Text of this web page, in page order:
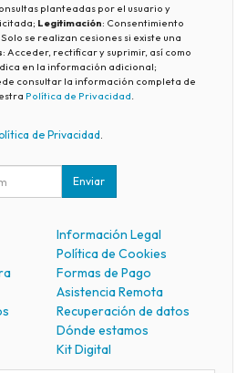
planteadas por el usuario y
Legitimación: Consentimiento
Solo se realizan cesiones si existe una
: Acceder, rectificar y suprimir, así como
en la información adicional;
consultar la información completa de
Política de Privacidad.
de Privacidad.
Enviar
Información Legal
Política de Cookies
Formas de Pago
Asistencia Remota
Recuperación de datos
Dónde estamos
Kit Digital